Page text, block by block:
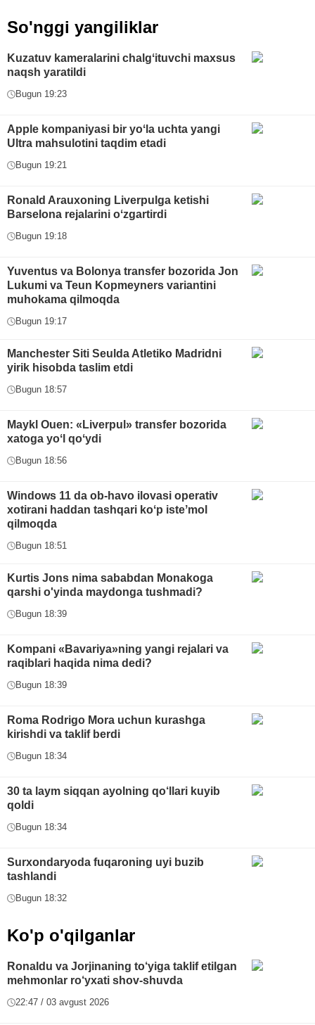
So'nggi yangiliklar
Kuzatuv kameralarini chalgʻituvchi maxsus
naqsh yaratildi
Bugun 19:23
Apple kompaniyasi bir yoʻla uchta yangi
Ultra mahsulotini taqdim etadi
Bugun 19:21
Ronald Arauxoning Liverpulga ketishi
Barselona rejalarini oʻzgartirdi
Bugun 19:18
Yuventus va Bolonya transfer bozorida Jon
Lukumi va Teun Kopmeyners variantini
muhokama qilmoqda
Bugun 19:17
Manchester Siti Seulda Atletiko Madridni
yirik hisobda taslim etdi
Bugun 18:57
Maykl Ouen: «Liverpul» transfer bozorida
xatoga yoʻl qoʻydi
Bugun 18:56
Windows 11 da ob-havo ilovasi operativ
xotirani haddan tashqari koʻp isteʼmol
qilmoqda
Bugun 18:51
Kurtis Jons nima sababdan Monakoga
qarshi o'yinda maydonga tushmadi?
Bugun 18:39
Kompani «Bavariya»ning yangi rejalari va
raqiblari haqida nima dedi?
Bugun 18:39
Roma Rodrigo Mora uchun kurashga
kirishdi va taklif berdi
Bugun 18:34
30 ta laym siqqan ayolning qo‘llari kuyib
qoldi
Bugun 18:34
Surxondaryoda fuqaroning uyi buzib
tashlandi
Bugun 18:32
Ko'p o'qilganlar
Ronaldu va Jorjinaning to‘yiga taklif etilgan
mehmonlar ro‘yxati shov-shuvda
22:47 / 03 avgust 2026